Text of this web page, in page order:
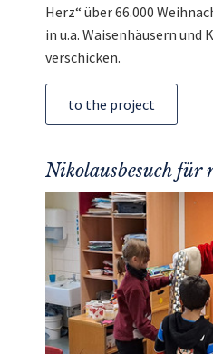
Herz“ über 66.000
in u.a. Waisenhäusern und
verschicken.
to the project
Nikolausbesuch